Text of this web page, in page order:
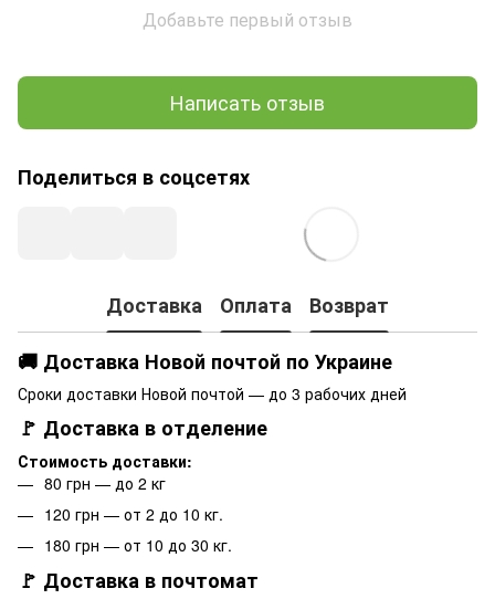
Добавьте первый отзыв
Написать отзыв
Поделиться в соцсетях
Доставка Оплата
Возврат
🚚 Доставка Новой почтой по Украине
Сроки доставки Новой почтой — до 3 рабочих дней
🚩 Доставка в отделение
Стоимость доставки:
80 грн — до 2 кг
120 грн — от 2 до 10 кг.
180 грн — от 10 до 30 кг.
🚩 Доставка в почтомат